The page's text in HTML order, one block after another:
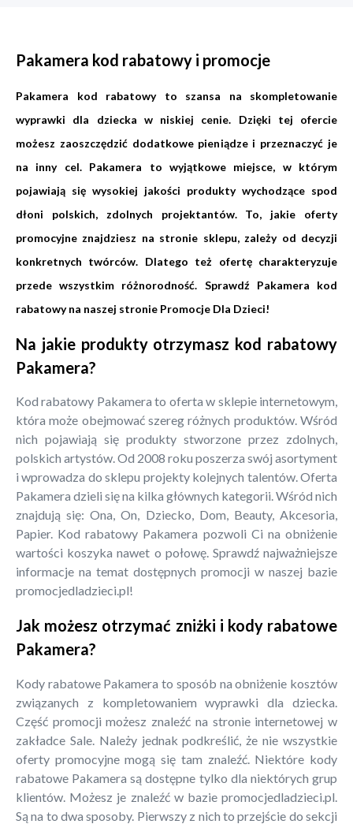
Pakamera kod rabatowy i promocje
Pakamera kod rabatowy to szansa na skompletowanie
wyprawki dla dziecka w niskiej cenie. Dzięki tej ofercie
możesz zaoszczędzić dodatkowe pieniądze i przeznaczyć je
na inny cel. Pakamera to wyjątkowe miejsce, w którym
pojawiają się wysokiej jakości produkty wychodzące spod
dłoni polskich, zdolnych projektantów. To, jakie oferty
promocyjne znajdziesz na stronie sklepu, zależy od decyzji
konkretnych twórców. Dlatego też ofertę charakteryzuje
przede wszystkim różnorodność. Sprawdź Pakamera kod
rabatowy na naszej stronie Promocje Dla Dzieci!
Na jakie produkty otrzymasz kod rabatowy
Pakamera?
Kod rabatowy Pakamera to oferta w sklepie internetowym,
która może obejmować szereg różnych produktów. Wśród
nich pojawiają się produkty stworzone przez zdolnych,
polskich artystów. Od 2008 roku poszerza swój asortyment
i wprowadza do sklepu projekty kolejnych talentów. Oferta
Pakamera dzieli się na kilka głównych kategorii. Wśród nich
znajdują się: Ona, On, Dziecko, Dom, Beauty, Akcesoria,
Papier. Kod rabatowy Pakamera pozwoli Ci na obniżenie
wartości koszyka nawet o połowę. Sprawdź najważniejsze
informacje na temat dostępnych promocji w naszej bazie
promocjedladzieci.pl!
Jak możesz otrzymać zniżki i kody rabatowe
Pakamera?
Kody rabatowe Pakamera to sposób na obniżenie kosztów
związanych z kompletowaniem wyprawki dla dziecka.
Część promocji możesz znaleźć na stronie internetowej w
zakładce Sale. Należy jednak podkreślić, że nie wszystkie
oferty promocyjne mogą się tam znaleźć. Niektóre kody
rabatowe Pakamera są dostępne tylko dla niektórych grup
klientów. Możesz je znaleźć w bazie promocjedladzieci.pl.
Są na to dwa sposoby. Pierwszy z nich to przejście do sekcji